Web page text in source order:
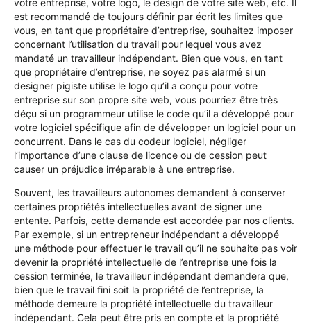
est recommandé de toujours définir par écrit les limites que
vous, en tant que propriétaire d’entreprise, souhaitez imposer
concernant l’utilisation du travail pour lequel vous avez
mandaté un travailleur indépendant. Bien que vous, en tant
que propriétaire d’entreprise, ne soyez pas alarmé si un
designer pigiste utilise le logo qu’il a conçu pour votre
entreprise sur son propre site web, vous pourriez être très
déçu si un programmeur utilise le code qu’il a développé pour
votre logiciel spécifique afin de développer un logiciel pour un
concurrent. Dans le cas du codeur logiciel, négliger
l’importance d’une clause de licence ou de cession peut
causer un préjudice irréparable à une entreprise.
Souvent, les travailleurs autonomes demandent à conserver
certaines propriétés intellectuelles avant de signer une
entente. Parfois, cette demande est accordée par nos clients.
Par exemple, si un entrepreneur indépendant a développé
une méthode pour effectuer le travail qu’il ne souhaite pas voir
devenir la propriété intellectuelle de l’entreprise une fois la
cession terminée, le travailleur indépendant demandera que,
bien que le travail fini soit la propriété de l’entreprise, la
méthode demeure la propriété intellectuelle du travailleur
indépendant. Cela peut être pris en compte et la propriété